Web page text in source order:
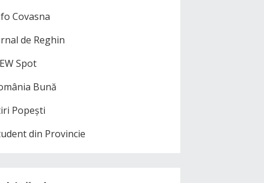
Covasna
de Reghin
Spot
Bună
Popești
din Provincie